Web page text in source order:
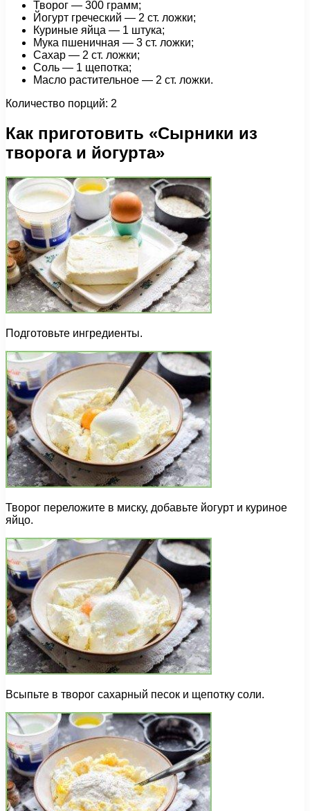
Творог — 300 грамм;
Йогурт греческий — 2 ст. ложки;
Куриные яйца — 1 штука;
Мука пшеничная — 3 ст. ложки;
Сахар — 2 ст. ложки;
Соль — 1 щепотка;
Масло растительное — 2 ст. ложки.
Количество порций: 2
Как приготовить «Сырники из
творога и йогурта»
Подготовьте ингредиенты.
Творог переложите в миску, добавьте йогурт и куриное
яйцо.
Всыпьте в творог сахарный песок и щепотку соли.